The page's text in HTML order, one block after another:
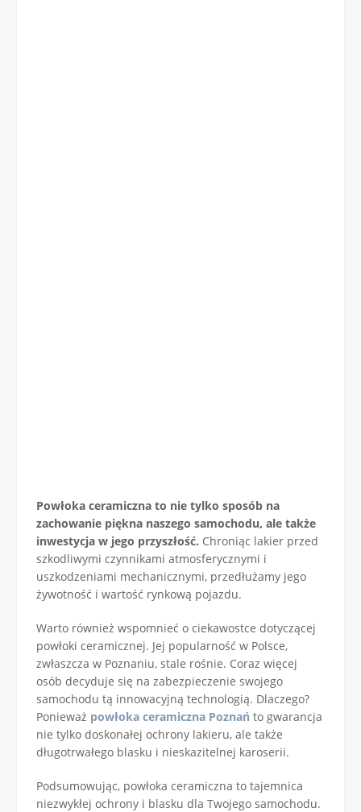
Powłoka ceramiczna to nie tylko sposób na
zachowanie piękna naszego samochodu, ale także
inwestycja w jego przyszłość. Chroniąc lakier przed
szkodliwymi czynnikami atmosferycznymi i
uszkodzeniami mechanicznymi, przedłużamy jego
żywotność i wartość rynkową pojazdu.
Warto również wspomnieć o ciekawostce dotyczącej
powłoki ceramicznej. Jej popularność w Polsce,
zwłaszcza w Poznaniu, stale rośnie. Coraz więcej
osób decyduje się na zabezpieczenie swojego
samochodu tą innowacyjną technologią. Dlaczego?
Ponieważ powłoka ceramiczna Poznań to gwarancja
nie tylko doskonałej ochrony lakieru, ale także
długotrwałego blasku i nieskazitelnej karoserii.
Podsumowując, powłoka ceramiczna to tajemnica
niezwykłej ochrony i blasku dla Twojego samochodu.